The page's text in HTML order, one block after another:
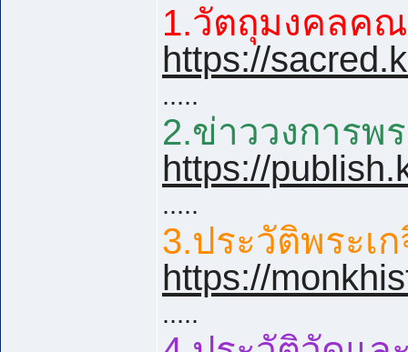
1.วัตถุมงคลค
https://
.....
2.ข่าววงการพ
https://
.....
3.ประวัติพระเ
https://
.....